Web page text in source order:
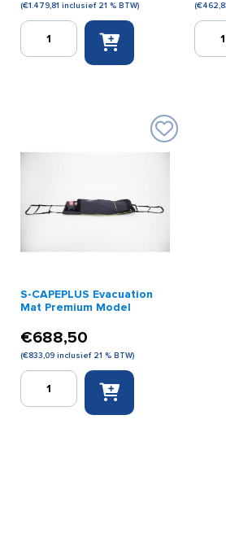
(€1.479,81 inclusief 21 % BTW)
S-
CAPEPLUS
(€
S-
S-CAPEPLUS Evacuation
Mat Premium Model
€688,50
(€833,09 inclusief 21 % BTW)
S-
CAPEPLUS